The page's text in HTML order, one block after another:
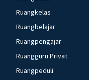
Ruangkelas
Ruangbelajar
Ruangpengajar
Ruangguru Privat
Ruangpeduli